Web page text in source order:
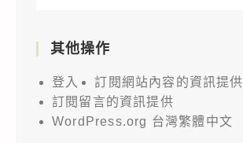
其他操作
登入
訂閱網站內容的資訊提供
訂閱留言的資訊提供
WordPress.org 台灣繁體中文